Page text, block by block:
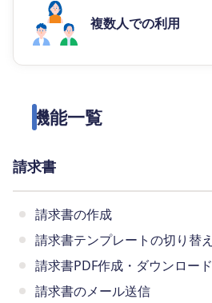
複数人での利用
機能一覧
請求書
請求書の作成
請求書テンプレートの切り替え
請求書PDF作成・ダウンロード
請求書のメール送信